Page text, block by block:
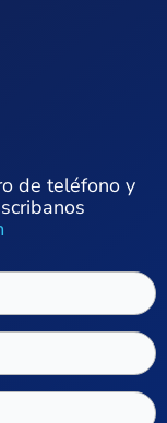
de teléfono y